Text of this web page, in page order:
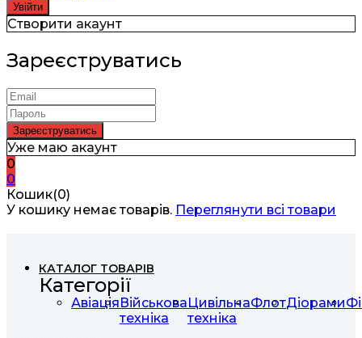
Створити акаунт
Зареєструватись
Уже маю акаунт
0
0
Кошик(0)
У кошику немає товарів. Переглянути всі товари
КАТАЛОГ ТОВАРІВ
Категорії
Авіація Військова
техніка
Цивільна
техніка
ФлотДіорами